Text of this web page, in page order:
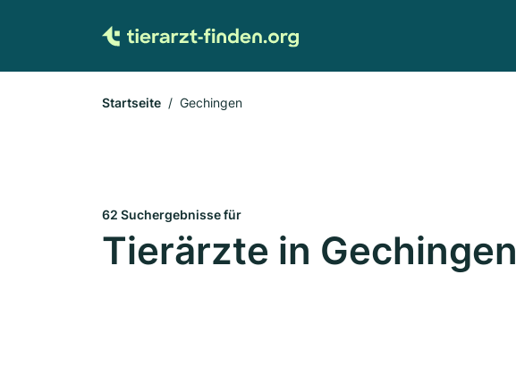
Startseite Gechingen
62 Suchergebnisse für
Tierärzte in Gechingen